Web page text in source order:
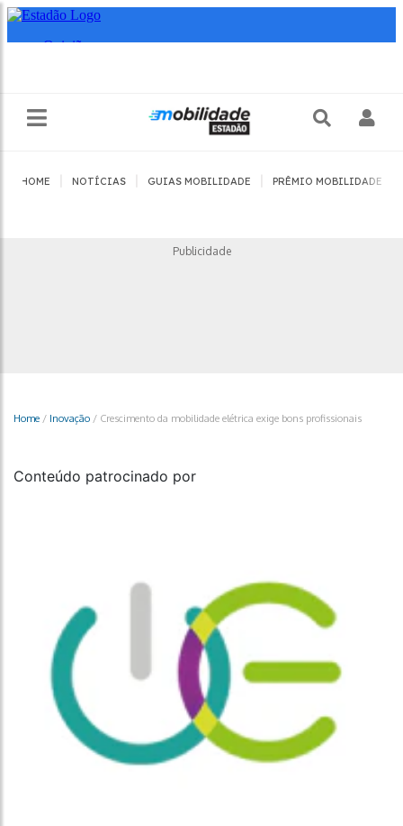
HOME NOTÍCIAS GUIAS MOBILIDADE PRÊMIO MOBILIDADE
Publicidade
Home / Inovação / Crescimento da mobilidade elétrica exige bons profissionais
Conteúdo patrocinado por